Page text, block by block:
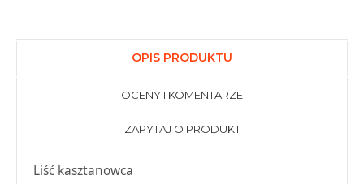
OPIS PRODUKTU
OCENY I KOMENTARZE
ZAPYTAJ O PRODUKT
Liść kasztanowca